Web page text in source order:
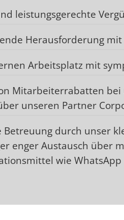
leistungsgerechte
Herausforderung
Arbeitsplatz mit
Mitarbeiterrabatten
unseren Partner
Betreuung durch unser
enger Austausch über
wie WhatsApp